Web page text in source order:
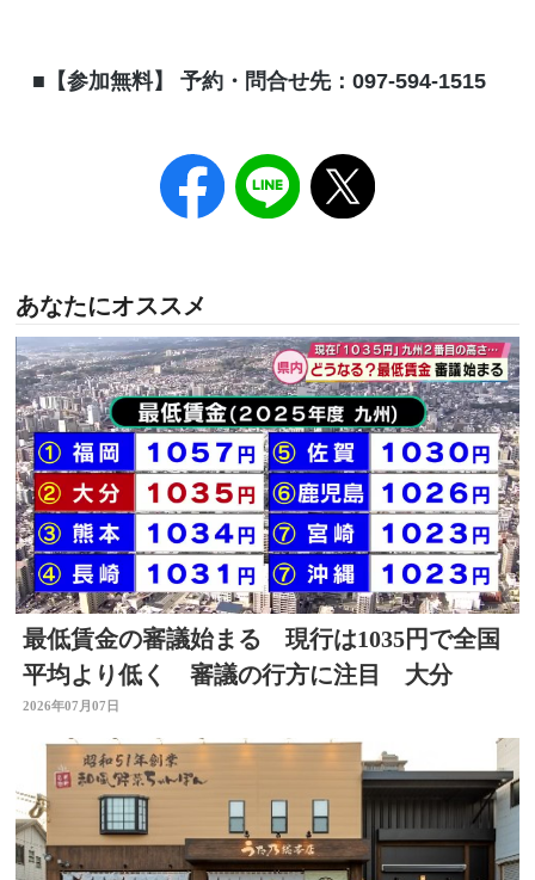
■ 【参加無料】 予約・問合せ先： 097-594-1515
あなたにオススメ
最低賃金の審議始まる 現行は1035円で全国
平均より低く 審議の行方に注目 大分
2026年07月07日